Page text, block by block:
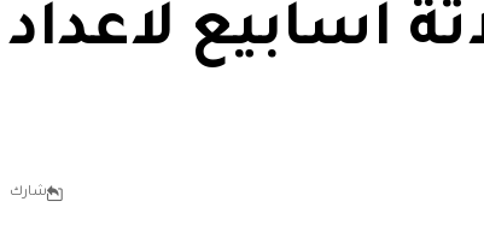
اسابيع لاعداد
شارك